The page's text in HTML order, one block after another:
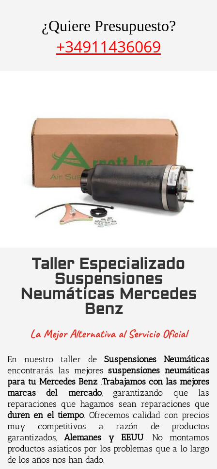
¿Quiere Presupuesto?
+34911436069
Taller Especializado
Suspensiones
Neumáticas Mercedes
Benz
La Mejor Alternativa al Servicio Oficial
En nuestro taller de Suspensiones Neumáticas
encontrarás las mejoressuspensiones neumáticas
para tu Mercedes Benz .Trabajamos con las mejores
marcas del mercado, garantizando que las
reparaciones que hagamos sean reparaciones que
duren en el tiempo. Ofrecemos calidad con precios
muy competitivos a razón de productos
garantizados,Alemanes y EEUU. No montamos
productos asiaticos por los problemas que a lo largo
de los años nos han dado.